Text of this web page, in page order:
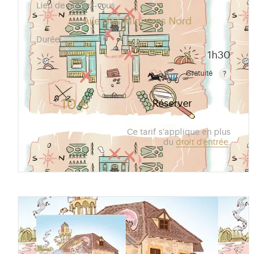
Lieu de rendez-vous
Aile des Ministres Nord
Durée
1h30
Gratuité
Gratuit pour les enfants de moins de 10 ans.Tarif
10 € Réserver
Ce tarif s'applique en plus
du droit d'entrée.